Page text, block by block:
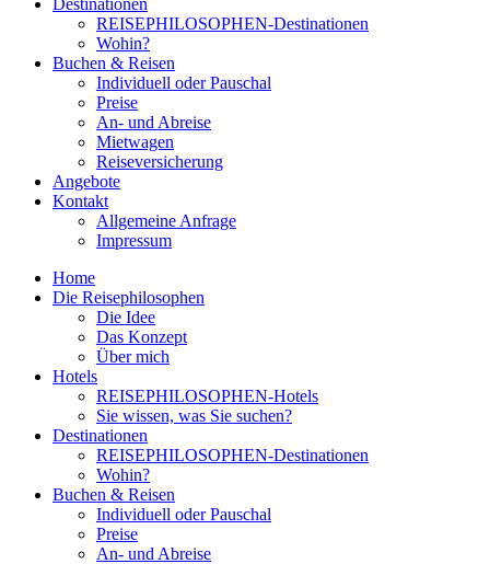
Destinationen
REISEPHILOSOPHEN-Destinationen
Wohin?
Buchen & Reisen
Individuell oder Pauschal
Preise
An- und Abreise
Mietwagen
Reiseversicherung
Angebote
Kontakt
Allgemeine Anfrage
Impressum
Home
Die Reisephilosophen
Die Idee
Das Konzept
Über mich
Hotels
REISEPHILOSOPHEN-Hotels
Sie wissen, was Sie suchen?
Destinationen
REISEPHILOSOPHEN-Destinationen
Wohin?
Buchen & Reisen
Individuell oder Pauschal
Preise
An- und Abreise